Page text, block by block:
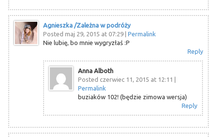
Agnieszka /Zależna w podróży
Posted maj 29, 2015 at 07:29| Permalink
Nie lubię, bo mnie wygryzłaś :P
Reply
Anna Alboth
Posted czerwiec 11, 2015 at 12:11
Permalink
buziaków 102! (będzie zimowa wersja)
Reply